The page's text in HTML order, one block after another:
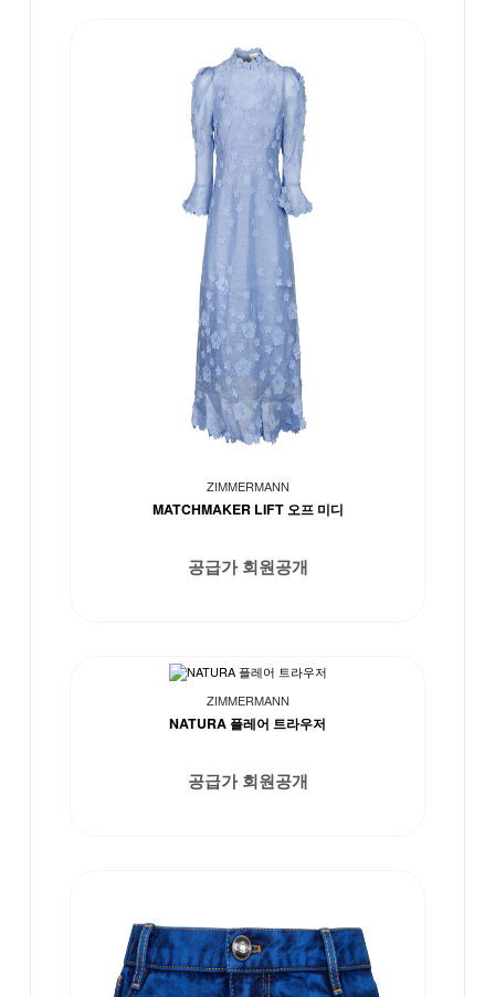
ZIMMERMANN
MATCHMAKER LIFT 오프 미디
공급가 회원공개
ZIMMERMANN
NATURA 플레어 트라우저
공급가 회원공개